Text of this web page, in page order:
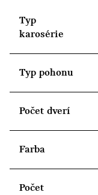
Typ
karosérie
Typ pohonu
Počet dverí
Farba
Počet